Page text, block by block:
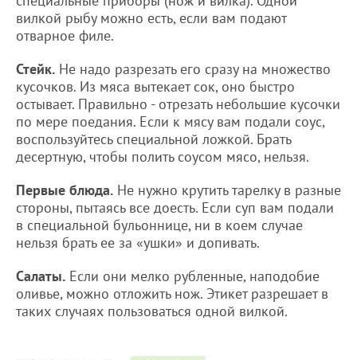
вилкой рыбу можно есть, если вам подают
отварное филе.
Стейк. Не надо разрезать его сразу на множество
кусочков. Из мяса вытекает сок, оно быстро
остывает. Правильно - отрезать небольшие кусочки
по мере поедания. Если к мясу вам подали соус,
воспользуйтесь специальной ложкой. Брать
десертную, чтобы полить соусом мясо, нельзя.
Первые блюда. Не нужно крутить тарелку в разные
стороны, пытаясь все доесть. Если суп вам подали
в специальной бульоннице, ни в коем случае
нельзя брать ее за «ушки» и допивать.
Салаты. Если они мелко рубленные, наподобие
оливье, можно отложить нож. Этикет разрешает в
таких случаях пользоваться одной вилкой.